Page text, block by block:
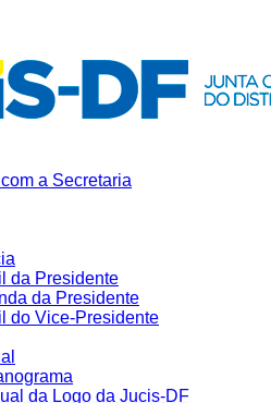
a Secretaria
da Presidente
da Presidente
do Vice-Presidente
da Logo da Jucis-DF